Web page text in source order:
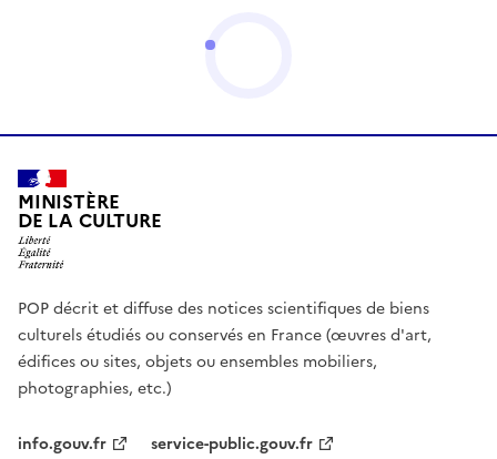
MINISTÈRE
DE LA CULTURE
POP décrit et diffuse des notices scientifiques de biens
culturels étudiés ou conservés en France (œuvres d'art,
édifices ou sites, objets ou ensembles mobiliers,
photographies, etc.)
info.gouv.fr service-public.gouv.fr